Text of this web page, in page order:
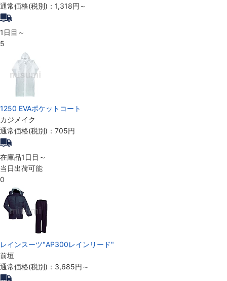
通常価格(税別)： 1,318円 ～
1日目～
5
1250 EVAポケットコート
カジメイク
通常価格(税別)： 705円
在庫品1日目～
当日出荷可能
0
レインスーツ"AP300レインリード"
前垣
通常価格(税別)： 3,685円 ～